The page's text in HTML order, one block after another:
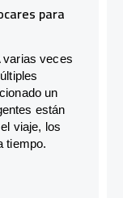
para
varias veces
un
están
viaje, los
tiempo.